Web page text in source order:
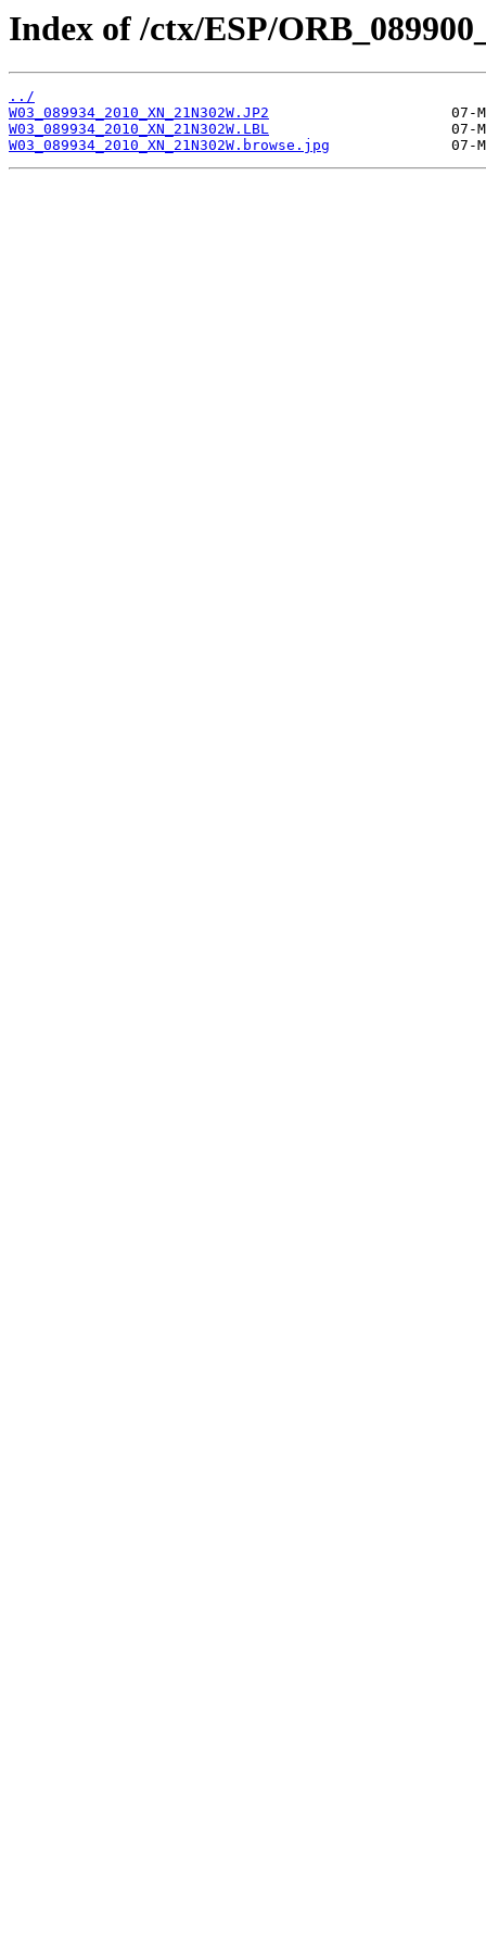
Index of /ctx/ESP/
../
W03_089934_2010_XN_21N302W.JP2
W03_089934_2010_XN_21N302W.LBL
W03_089934_2010_XN_21N302W.browse.jpg